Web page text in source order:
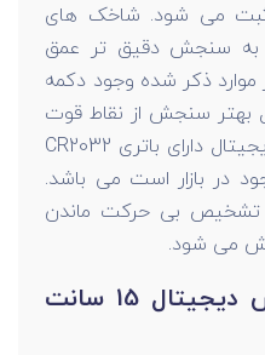
ثبت می شود. شاخک های
به سنجش دقیق تر عمق
ذکر شده وجود دکمه
سنجش از نقاط قوت
این محصول است. کولیس دیجیتال دارای باتری CR2032
در بازار است می باشد.
تشخیص بی حرکت ماندن
می شود.
مشخصات فنی کولیس دیجیتال 15 سانت